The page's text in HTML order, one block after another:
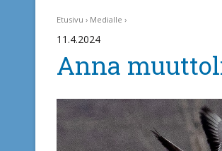
Etusivu Medialle
11.4.2024
Anna